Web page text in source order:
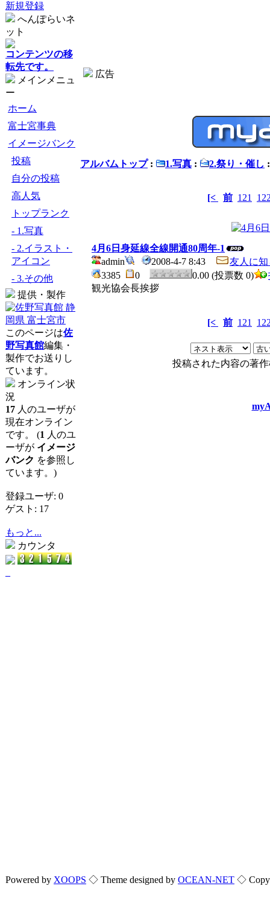
新規登録
へんぽらいネ
ット
コンテンツの移
転先です。
メインメニュ
ー
ホーム
富士宮事典
イメージバンク
投稿
自分の投稿
高人気
トップランク
- 1.写真
- 2.イラスト・
アイコン
- 3.その他
提供・製作
このページは佐
野写真館編集・
製作でお送りし
ています。
オンライン状
況
17 人のユーザが
現在オンライン
です。 (1 人のユ
ーザが イメージ
バンク を参照し
ています。)
登録ユーザ: 0
ゲスト: 17
もっと...
カウンタ
広告
アルバムトップ: 1.写真 : 2.祭り・催し
[< 前 121
4月6日身延線全線開通80周年-1
admin
2008-4-7 8:43
友人に
3385
0 0.00 (投票数 0)
観光協会長挨拶
[< 前 121
投稿された内容の著
Powered by XOOPS ◇ Theme designed by OCEAN-NET ◇